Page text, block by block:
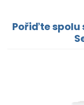
Pořiďte spolu